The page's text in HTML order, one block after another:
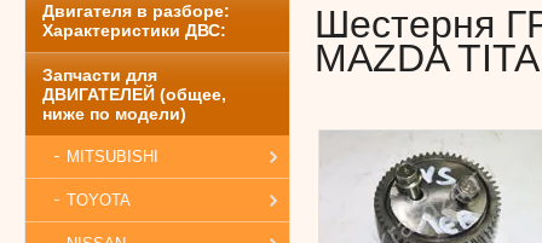
Двигателя в разборе:
Характеристики ДВС:
Запчасти для
ДВИГАТЕЛЕЙ (общее,
ниже по модели)
MITSUBISHI
TOYOTA
Шестерня
MAZDA